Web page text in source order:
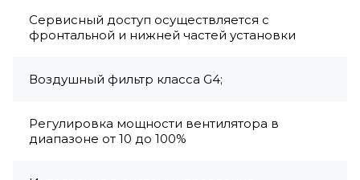
Сервисный доступ осуществляется с
фронтальной и нижней частей установки
Воздушный фильтр класса G4;
Регулировка мощности вентилятора в
диапазоне от 10 до 100%